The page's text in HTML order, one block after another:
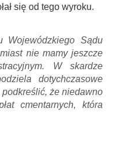
się od tego wyroku.
Wojewódzkiego Sądu
nie mamy jeszcze
W skardze
dotychczasowe
podkreślić, że niedawno
cmentarnych, która